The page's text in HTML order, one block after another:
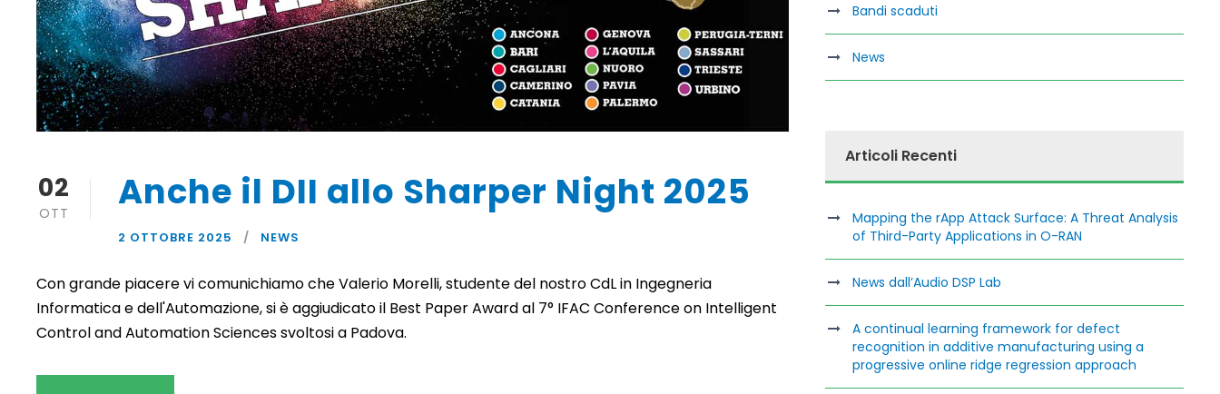
02
OTT Anche il DII allo Sharper Night 2025
2 OTTOBRE 2025 NEWS
Con grande piacere vi comunichiamo che Valerio Morelli, studente del nostro CdL in Ingegneria
Informatica e dell'Automazione, si è aggiudicato il Best Paper Award al 7° IFAC Conference on Intelligent
Control and Automation Sciences svoltosi a Padova.
Bandi scaduti
News
Articoli Recenti
Mapping the rApp Attack Surface: A Threat Analysis
of Third-Party Applications in O-RAN
News dall’Audio DSP Lab
A continual learning framework for defect
recognition in additive manufacturing using a
progressive online ridge regression approach